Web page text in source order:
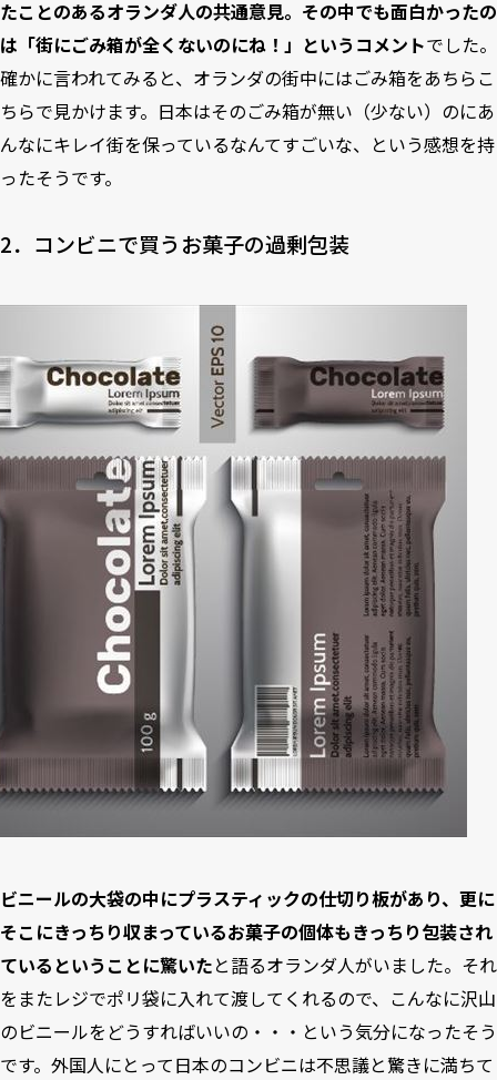
たことのあるオランダ人の共通意見。その中でも面白かったの
は「街にごみ箱が全くないのにね！」というコメントでした。
確かに言われてみると、オランダの街中にはごみ箱をあちらこ
ちらで見かけます。日本はそのごみ箱が無い（少ない）のにあ
んなにキレイ街を保っているなんてすごいな、という感想を持
ったそうです。
2．コンビニで買うお菓子の過剰包装
ビニールの大袋の中にプラスティックの仕切り板があり、更に
そこにきっちり収まっているお菓子の個体もきっちり包装され
ているということに驚いたと語るオランダ人がいました。それ
をまたレジでポリ袋に入れて渡してくれるので、こんなに沢山
のビニールをどうすればいいの・・・という気分になったそう
です。 外国人にとって日本のコンビニは不思議と驚きに満ちて